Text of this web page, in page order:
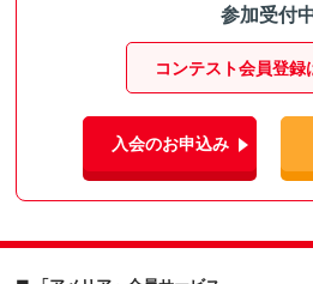
参加受付
コンテスト会員登録
入会のお申込み